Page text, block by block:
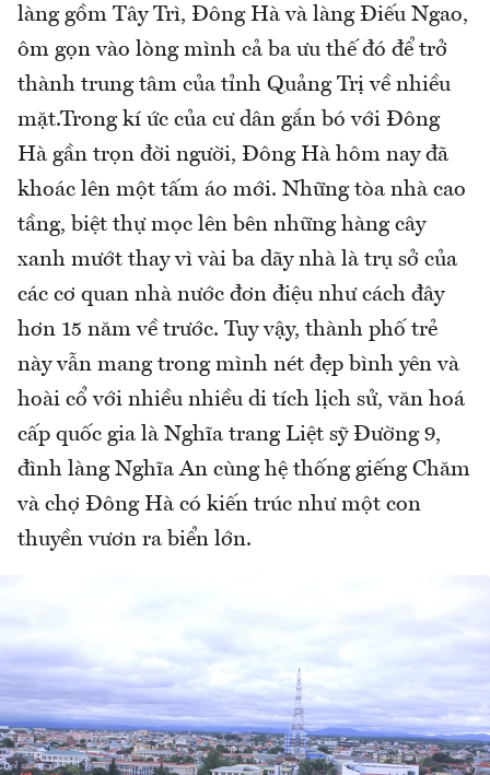
làng gồm Tây Trì, Đông Hà và làng Điếu Ngao,
ôm gọn vào lòng mình cả ba ưu thế đó để trở
thành trung tâm của tỉnh Quảng Trị về nhiều
mặt.Trong kí ức của cư dân gắn bó với Đông
Hà gần trọn đời người, Đông Hà hôm nay đã
khoác lên một tấm áo mới. Những tòa nhà cao
tầng, biệt thự mọc lên bên những hàng cây
xanh mướt thay vì vài ba dãy nhà là trụ sở của
các cơ quan nhà nước đơn điệu như cách đây
hơn 15 năm về trước. Tuy vậy, thành phố trẻ
này vẫn mang trong mình nét đẹp bình yên và
hoài cổ với nhiều nhiều di tích lịch sử, văn hoá
cấp quốc gia là Nghĩa trang Liệt sỹ Đường 9,
đình làng Nghĩa An cùng hệ thống giếng Chăm
và chợ Đông Hà có kiến trúc như một con
thuyền vươn ra biển lớn.